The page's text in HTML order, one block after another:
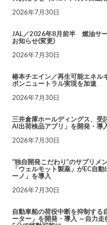
2026年7月30日
JAL／2026年8月前半 燃油サ
お知らせ(変更)
2026年7月30日
椿本チエイン／再生可能エネル
ボンニュートラル実現を加速
2026年7月30日
三井倉庫ホールディングス、受
AI出荷検品アプリ」を開発・導
2026年7月30日
“独自開発こだわり”のサプリメ
「ウェルモット製薬」がEC自
ーノ」を導入
2026年7月30日
自動車船の荷役中断を抑制する
ーター」を開発・導入 ～自力